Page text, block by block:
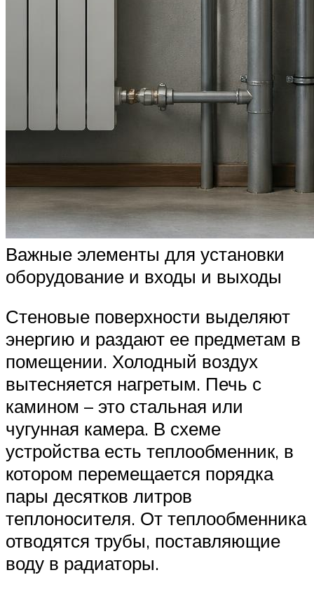
Важные элементы для установки
оборудование и входы и выходы
Стеновые поверхности выделяют
энергию и раздают ее предметам в
помещении. Холодный воздух
вытесняется нагретым. Печь с
камином – это стальная или
чугунная камера. В схеме
устройства есть теплообменник, в
котором перемещается порядка
пары десятков литров
теплоносителя. От теплообменника
отводятся трубы, поставляющие
воду в радиаторы.